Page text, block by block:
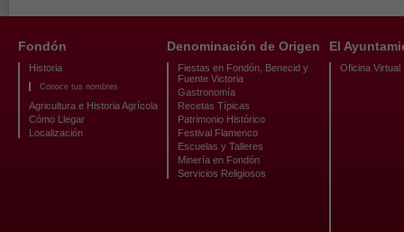
Fondón
Historia
Conoce tus nombres
Agricultura e Historia Agrícola
Cómo Llegar
Localización
Denominación de Origen
Fiestas en Fondón, Benecid y
Fuente Victoria
Gastronomía
Recetas Típicas
Patrimonio Histórico
Festival Flamenco
Escuelas y Talleres
Minería en Fondón
Servicios Religiosos
El
Oficina Virtual